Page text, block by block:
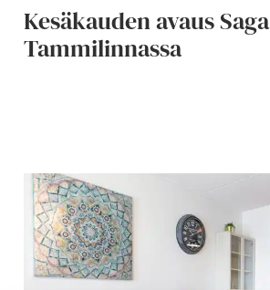
Kesäkauden avaus Saga
Tammilinnassa